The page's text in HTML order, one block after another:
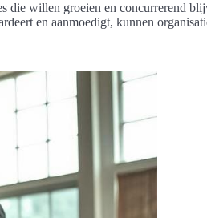
die willen groeien en concurrerend
en aanmoedigt, kunnen